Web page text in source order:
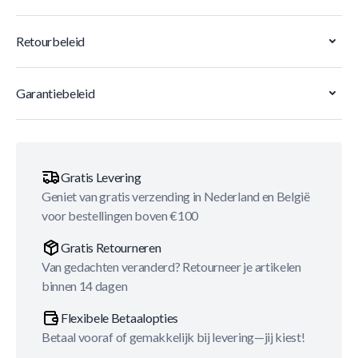
Retourbeleid
Garantiebeleid
Gratis Levering
Geniet van gratis verzending in Nederland en België
voor bestellingen boven €100
Gratis Retourneren
Van gedachten veranderd? Retourneer je artikelen
binnen 14 dagen
Flexibele Betaalopties
Betaal vooraf of gemakkelijk bij levering—jij kiest!